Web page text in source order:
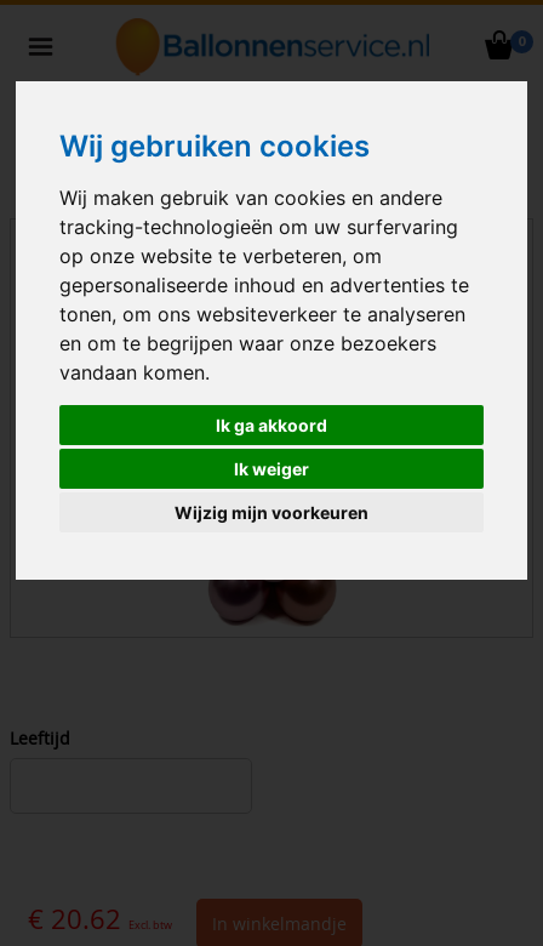
Wij gebruiken cookies
Wij maken gebruik van cookies en andere
tracking-technologieën om uw surfervaring
op onze website te verbeteren, om
gepersonaliseerde inhoud en advertenties te
tonen, om ons websiteverkeer te analyseren
en om te begrijpen waar onze bezoekers
vandaan komen.
Ik ga akkoord
Ik weiger
Wijzig mijn voorkeuren
0
Heliumballonnen en
Leeftijd
€ 20.62 Excl. btw In winkelmandje